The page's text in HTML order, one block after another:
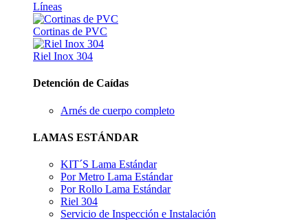
Líneas
Cortinas de PVC
Riel Inox 304
Detención de Caídas
Arnés de cuerpo completo
LAMAS ESTÁNDAR
KIT´S Lama Estándar
Por Metro Lama Estándar
Por Rollo Lama Estándar
Riel 304
Servicio de Inspección e Instalación